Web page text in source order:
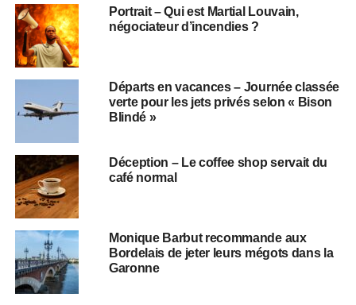
Portrait – Qui est Martial Louvain,
négociateur d’incendies ?
Départs en vacances – Journée classée
verte pour les jets privés selon « Bison
Blindé »
Déception – Le coffee shop servait du
café normal
Monique Barbut recommande aux
Bordelais de jeter leurs mégots dans la
Garonne